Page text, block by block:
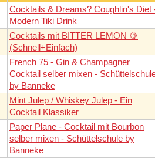
Cocktails & Dreams? Coughlin's Diet
Modern Tiki Drink
Cocktails mit BITTER LEMON 🍋
(Schnell+Einfach)
French 75 - Gin & Champagner
Cocktail selber mixen -
by Banneke
Mint Julep / Whiskey Julep - Ein
Cocktail Klassiker
Paper Plane - Cocktail mit Bourbon
selber mixen - Schüttelschule by
Banneke